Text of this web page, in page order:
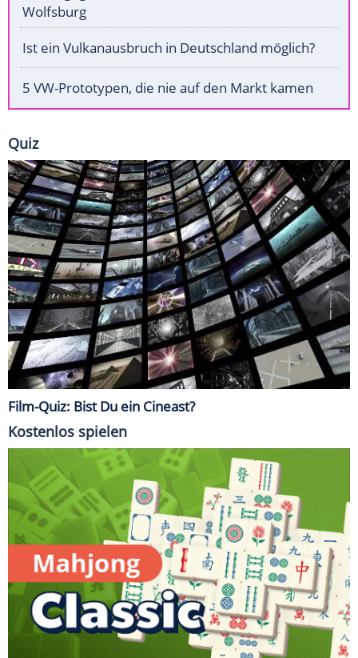
Wolfsburg
Ist ein Vulkanausbruch in Deutschland möglich?
5 VW-Prototypen, die nie auf den Markt kamen
Quiz
Film-Quiz: Bist Du ein Cineast?
Kostenlos spielen